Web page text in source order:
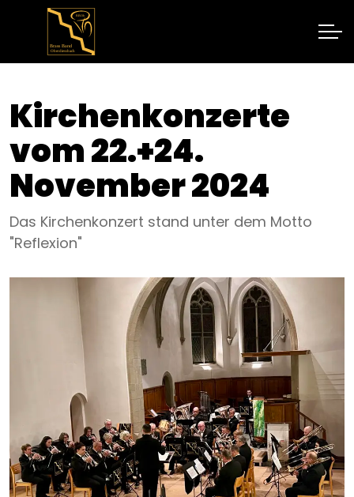
Kirchenkonzerte
vom 22.+24.
November 2024
Das Kirchenkonzert stand unter dem Motto
"Reflexion"